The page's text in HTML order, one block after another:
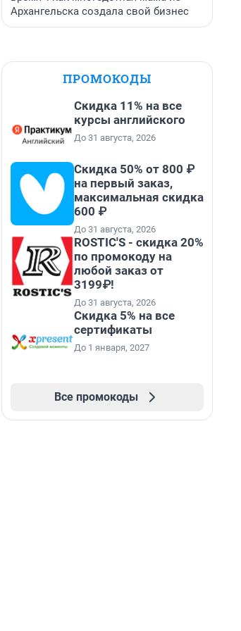
Архангельска создала свой бизнес
ПРОМОКОДЫ
Скидка 11% на все
курсы английского
До 31 августа, 2026
Скидка 50% от 800 ₽
на первый заказ,
максимальная скидка
600 ₽
До 31 августа, 2026
ROSTIC'S - скидка 20%
по промокоду на
любой заказ от
3199₽!
До 31 августа, 2026
Скидка 5% на все
сертификаты
До 1 января, 2027
Все промокоды